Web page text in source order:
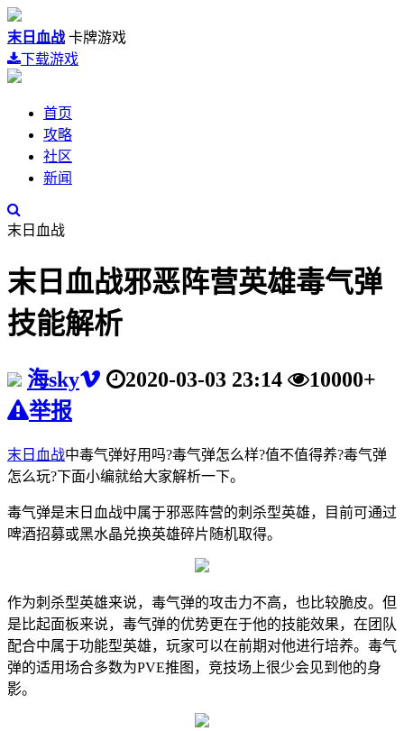
末日血战 卡牌游戏
下载游戏
首页
攻略
社区
新闻
末日血战
末日血战邪恶阵营英雄毒气弹
技能解析
海sky 2020-03-03 23:14
10000+
举报
末日血战中毒气弹好用吗?毒气弹怎么样?值不值得养?毒气弹
怎么玩?下面小编就给大家解析一下。
毒气弹是末日血战中属于邪恶阵营的刺杀型英雄，目前可通过
啤酒招募或黑水晶兑换英雄碎片随机取得。
作为刺杀型英雄来说，毒气弹的攻击力不高，也比较脆皮。但
是比起面板来说，毒气弹的优势更在于他的技能效果，在团队
配合中属于功能型英雄，玩家可以在前期对他进行培养。毒气
弹的适用场合多数为PVE推图，竞技场上很少会见到他的身
影。